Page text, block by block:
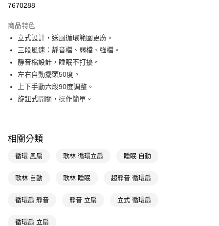
Apple Pay
街口支付
悠遊付
Google Pay
AFTEE先享後付是「在收到商品之後才付款」的支付方式。 讓您購物簡單
１．簡單：不需註冊會員、不需綁卡、不需儲值。
３．安心：先確認商品／服務後，再付款。
１．於結帳方式選擇「AFTEE先享後付」後，將跳轉至「AFTEE先享後付」
２．訂單成立數日內，您將收到繳費通知簡訊。
運送方式
宅配(廠商直送🚚)
每筆NT$100，滿NT$590(含以上)免運費
每筆NT$300
7670288
商品特色
立式設計，送風循環範圍更廣。
三段風速：靜音檔、弱檔、強檔。
靜音檔設計，睡眠不打擾。
左右自動擺頭50度。
上下手動六段90度調整。
旋鈕式開關，操作簡單。
相關分類
循環 風扇 歌林 循環立扇 睡眠 自動
歌林 自動 歌林 睡眠 超靜音 循環扇
循環扇 靜音 靜音 立扇 立式 循環扇
循環扇 立扇